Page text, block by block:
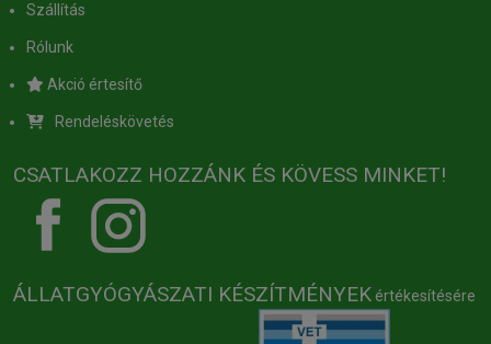
Szállítás
Rólunk
Akció értesítő
Rendeléskövetés
CSATLAKOZZ HOZZÁNK ÉS KÖVESS MINKET!
ÁLLATGYÓGYÁSZATI KÉSZÍTMÉNYEK értékesítésére